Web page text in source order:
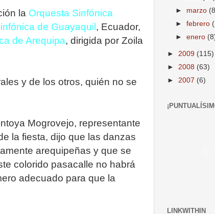
la Orquesta Sinfónica
de Guayaquil , Ecuador,
de Arequipa, dirigida por Zoila
y de los otros, quién no se
Mogrovejo, representante
la fiesta, dijo que las danzas
arequipeñas y que se
colorido pasacalle no habrá
adecuado para que la
► marzo
►febrero
►enero
► 2009 (115)
► 2008 (63)
► 2007 (6)
LINKWITHIN